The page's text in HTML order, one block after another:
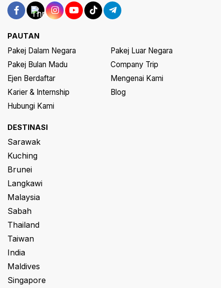
PAUTAN
Pakej Dalam Negara
Pakej Luar Negara
Pakej Bulan Madu
Company Trip
Ejen Berdaftar
Mengenai Kami
Karier & Internship
Blog
Hubungi Kami
DESTINASI
Sarawak
Kuching
Brunei
Langkawi
Malaysia
Sabah
Thailand
Taiwan
India
Maldives
Singapore